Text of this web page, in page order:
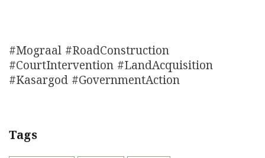
#Mograal #RoadConstruction
#CourtIntervention #LandAcquisition
#Kasargod #GovernmentAction
Tags